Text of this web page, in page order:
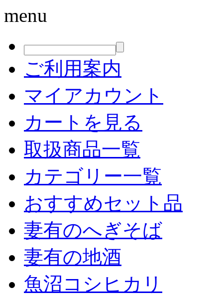
menu
ご利用案内
マイアカウント
カートを見る
取扱商品一覧
カテゴリー一覧
おすすめセット品
妻有のへぎそば
妻有の地酒
魚沼コシヒカリ